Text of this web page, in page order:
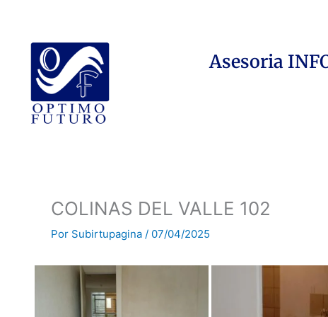
contenido
Asesoria
COLINAS DEL VALLE 102
Por Subirtupagina / 07/04/2025